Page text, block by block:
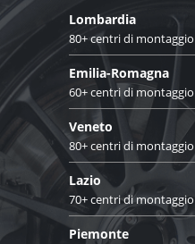
Lombardia
80+ centri di montaggio
Emilia-Romagna
60+ centri di montaggio
Veneto
80+ centri di montaggio
Lazio
70+ centri di montaggio
Piemonte